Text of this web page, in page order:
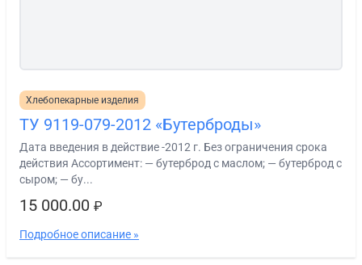
Хлебопекарные изделия
ТУ 9119-079-2012 «Бутерброды»
Дата введения в действие -2012 г. Без ограничения срока
действия Ассортимент: — бутерброд с маслом; — бутерброд с
сыром; — бу...
15 000.00 ₽
Подробное описание »